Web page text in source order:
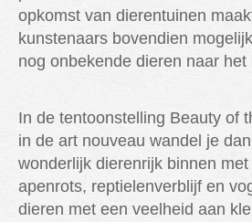
opkomst van dierentuinen
kunstenaars bovendien
nog onbekende dieren naar
In de tentoonstelling Beauty of
in de art nouveau wandel je
wonderlijk dierenrijk binnen
apenrots, reptielenverblijf en
dieren met een veelheid aan